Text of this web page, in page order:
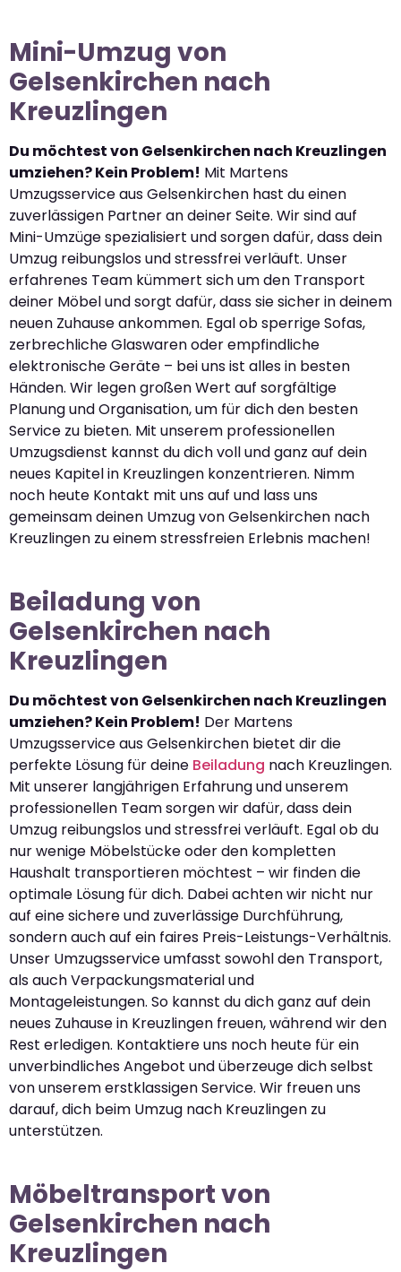
Mini-Umzug von
Gelsenkirchen nach
Kreuzlingen
Du möchtest von Gelsenkirchen nach Kreuzlingen
umziehen? Kein Problem! Mit Martens
Umzugsservice aus Gelsenkirchen hast du einen
zuverlässigen Partner an deiner Seite. Wir sind auf
Mini-Umzüge spezialisiert und sorgen dafür, dass dein
Umzug reibungslos und stressfrei verläuft. Unser
erfahrenes Team kümmert sich um den Transport
deiner Möbel und sorgt dafür, dass sie sicher in deinem
neuen Zuhause ankommen. Egal ob sperrige Sofas,
zerbrechliche Glaswaren oder empfindliche
elektronische Geräte – bei uns ist alles in besten
Händen. Wir legen großen Wert auf sorgfältige
Planung und Organisation, um für dich den besten
Service zu bieten. Mit unserem professionellen
Umzugsdienst kannst du dich voll und ganz auf dein
neues Kapitel in Kreuzlingen konzentrieren. Nimm
noch heute Kontakt mit uns auf und lass uns
gemeinsam deinen Umzug von Gelsenkirchen nach
Kreuzlingen zu einem stressfreien Erlebnis machen!
Beiladung von
Gelsenkirchen nach
Kreuzlingen
Du möchtest von Gelsenkirchen nach Kreuzlingen
umziehen? Kein Problem! Der Martens
Umzugsservice aus Gelsenkirchen bietet dir die
perfekte Lösung für deine Beiladung nach Kreuzlingen.
Mit unserer langjährigen Erfahrung und unserem
professionellen Team sorgen wir dafür, dass dein
Umzug reibungslos und stressfrei verläuft. Egal ob du
nur wenige Möbelstücke oder den kompletten
Haushalt transportieren möchtest – wir finden die
optimale Lösung für dich. Dabei achten wir nicht nur
auf eine sichere und zuverlässige Durchführung,
sondern auch auf ein faires Preis-Leistungs-Verhältnis.
Unser Umzugsservice umfasst sowohl den Transport,
als auch Verpackungsmaterial und
Montageleistungen. So kannst du dich ganz auf dein
neues Zuhause in Kreuzlingen freuen, während wir den
Rest erledigen. Kontaktiere uns noch heute für ein
unverbindliches Angebot und überzeuge dich selbst
von unserem erstklassigen Service. Wir freuen uns
darauf, dich beim Umzug nach Kreuzlingen zu
unterstützen.
Möbeltransport von
Gelsenkirchen nach
Kreuzlingen